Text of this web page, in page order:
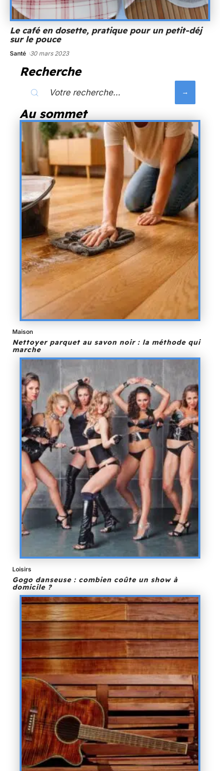
Le café en dosette, pratique pour un petit-déj
sur le pouce
Santé 30 mars 2023
Recherche
Au sommet
Maison
Nettoyer parquet au savon noir : la méthode qui
marche
Loisirs
Gogo danseuse : combien coûte un show à
domicile ?